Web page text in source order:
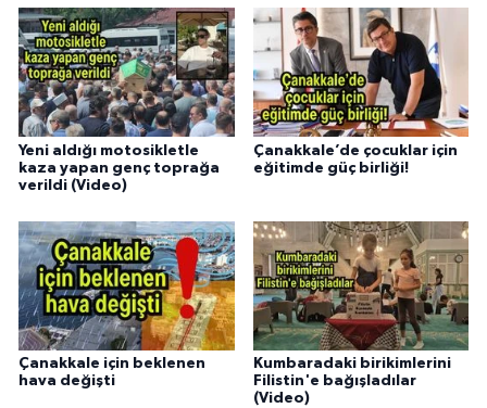
Yeni aldığı motosikletle
kaza yapan genç toprağa
verildi (Video)
Çanakkale’de çocuklar için
eğitimde güç birliği!
Çanakkale için beklenen
hava değişti
Kumbaradaki birikimlerini
Filistin'e bağışladılar
(Video)